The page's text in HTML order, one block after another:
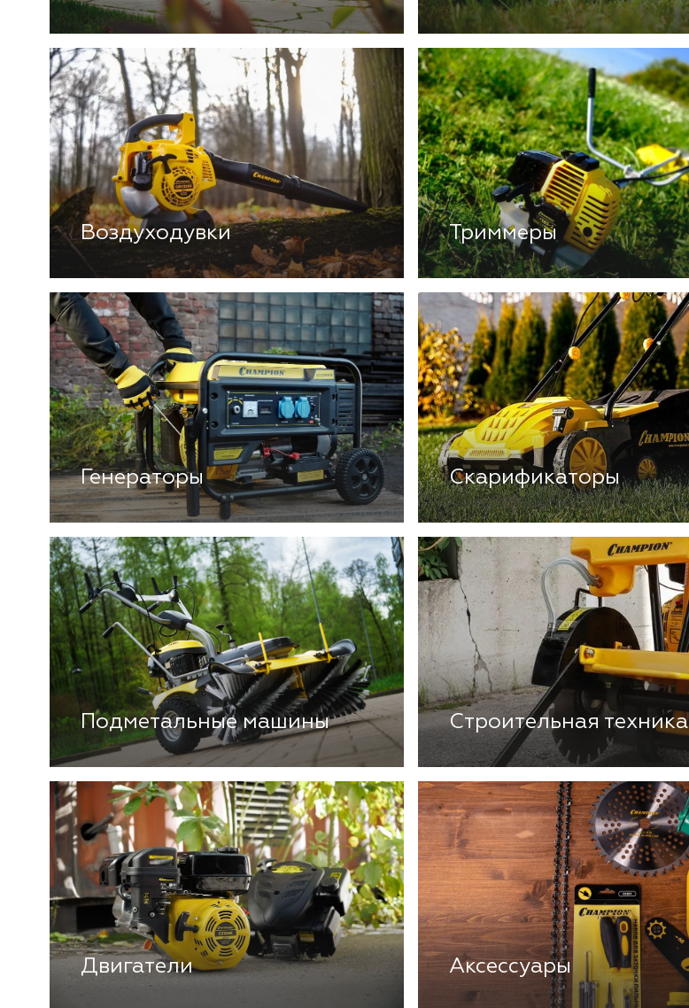
Воздуходувки Триммеры
Генераторы Скарификаторы
Подметальные машины Строительная техника
Двигатели Аксессуары